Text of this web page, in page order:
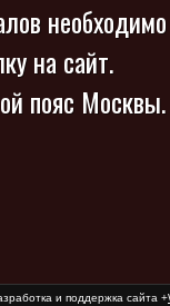
на сайт.
пояс
и поддержка сайта +